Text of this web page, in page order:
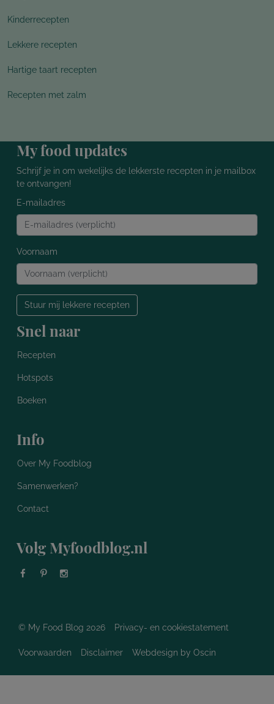
Kinderrecepten
Lekkere recepten
Hartige taart recepten
Recepten met zalm
My food updates
Schrijf je in om wekelijks de lekkerste recepten in je mailbox
te ontvangen!
E-mailadres
Voornaam
Stuur mij lekkere recepten
Snel naar
Recepten
Hotspots
Boeken
Info
Over My Foodblog
Samenwerken?
Contact
Volg Myfoodblog.nl
© My Food Blog 2026 Privacy- en cookiestatement
Voorwaarden Disclaimer Webdesign by Oscin